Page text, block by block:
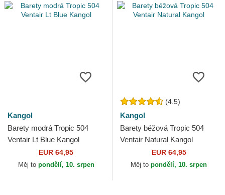
Kangol
Barety modrá Tropic 504
Ventair Lt Blue Kangol
EUR 64,95
Měj to pondělí, 10. srpen
(4.5)
Kangol
Barety béžová Tropic 504
Ventair Natural Kangol
EUR 64,95
Měj to pondělí, 10. srpen